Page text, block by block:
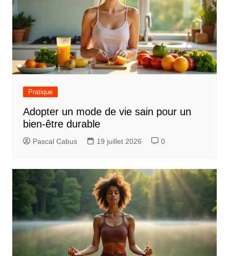
Pratique
Adopter un mode de vie sain pour un
bien-être durable
Pascal Cabus 19 juillet 2026 0